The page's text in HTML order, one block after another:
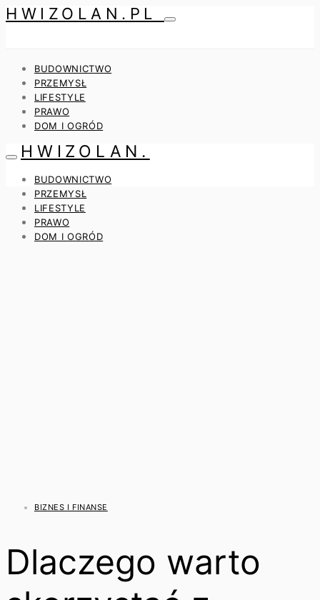
HWIZOLAN.PL
BUDOWNICTWO
PRZEMYSŁ
LIFESTYLE
PRAWO
DOM I OGRÓD
HWIZOLAN.
BUDOWNICTWO
PRZEMYSŁ
LIFESTYLE
PRAWO
DOM I OGRÓD
BIZNES I FINANSE
Dlaczego warto